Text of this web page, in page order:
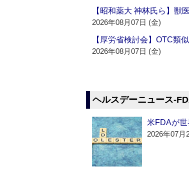
【昭和薬大 神林氏ら】獣
2026年08月07日 (金)
【厚労省検討会】OTC類
2026年08月07日 (金)
ヘルスデーニュース
米FDAが
2026年07月